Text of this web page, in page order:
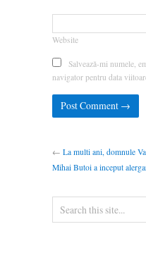
Website
Salvează-mi numele,
navigator pentru data
← La multi ani, domnule
Mihai Butoi a inceput